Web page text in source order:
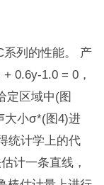
系列的性能。 产
0.6y-1.0 = 0，
定区域中(图
大小σ*(图4)进
统计学上的代
计一条直线，